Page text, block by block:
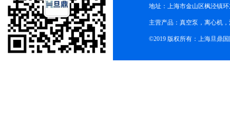
地址：上海市金山区枫泾镇
主营产品：真空泵，离心机
©2019 版权所有：上海旦鼎